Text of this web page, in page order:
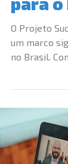
Central de
O Projeto
um marco
no Brasil.
de R$...